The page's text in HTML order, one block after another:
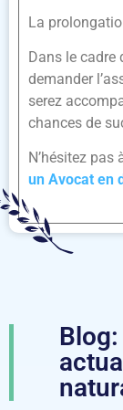
La
Dans le cadre
demander
serez
chances de
N’hésitez pas
un Avocat en